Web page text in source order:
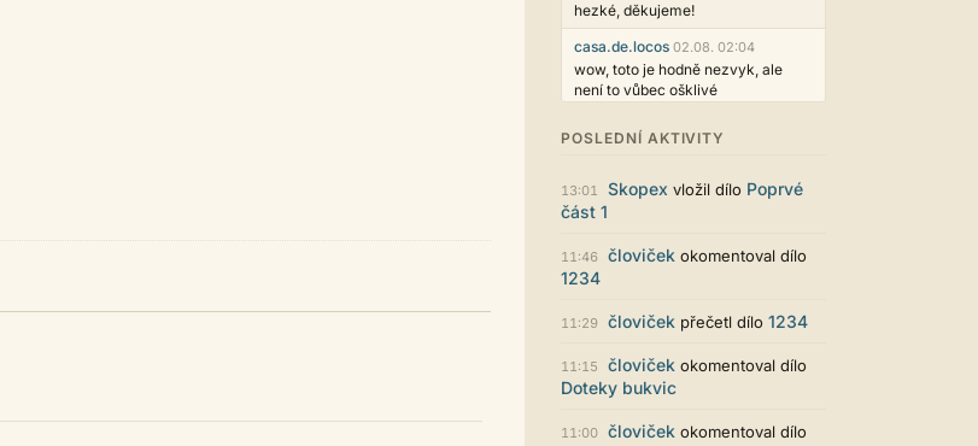
hezké, děkujeme!
casa.de.locos 02.08. 02:04
wow, toto je hodně nezvyk, ale
není to vůbec ošklivé
Jarda468
Už i počet přečtení jde vidět,
myslím také už v pořádku,
perfektní práce :)
Singularis
30.07. 06:19
Líbí se mi tmavá varianta nového
vzhledu. Na některých místech
jsou sice mezi prvky příliš velké
mezery, ale když mě to bude štvát,
stylem... Celkově je styl dobře
funkční a příjemný. Podvedl se.
puero 29.07. 11:53
POSLEDNÍ AKTIVITY
13:01 Skopex vložil dílo Poprvé
část 1
11:46 človiček okomentoval dílo
1234
11:29 človiček přečetl dílo 1234
11:15 človiček okomentoval dílo
Doteky bukvic
11:00 človiček okomentoval dílo